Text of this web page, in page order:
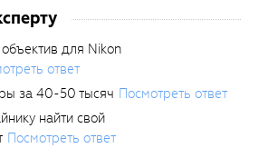
для Nikon
ответ
за 40-50 тысяч Посмотреть ответ
найти свой
Посмотреть ответ